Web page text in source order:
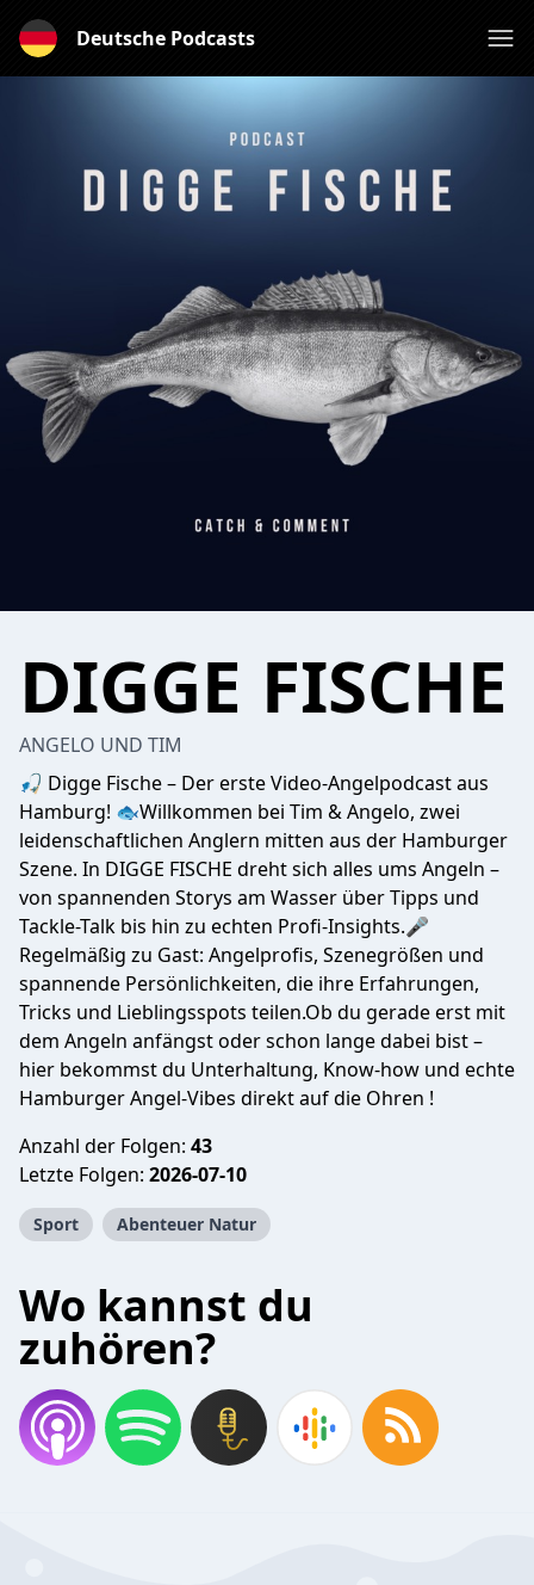
Deutsche Podcasts
DIGGE FISCHE
ANGELO UND TIM
🎣 Digge Fische – Der erste Video-Angelpodcast aus
Hamburg! 🐟Willkommen bei Tim & Angelo, zwei
leidenschaftlichen Anglern mitten aus der Hamburger
Szene. In DIGGE FISCHE dreht sich alles ums Angeln –
von spannenden Storys am Wasser über Tipps und
Tackle-Talk bis hin zu echten Profi-Insights.🎤
Regelmäßig zu Gast: Angelprofis, Szenegrößen und
spannende Persönlichkeiten, die ihre Erfahrungen,
Tricks und Lieblingsspots teilen.Ob du gerade erst mit
dem Angeln anfängst oder schon lange dabei bist –
hier bekommst du Unterhaltung, Know-how und echte
Hamburger Angel-Vibes direkt auf die Ohren !
Anzahl der Folgen: 43
Letzte Folgen: 2026-07-10
Sport Abenteuer Natur
Wo kannst du
zuhören?